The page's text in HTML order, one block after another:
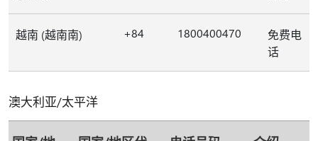
越南 (越南南) +84 1800400470
免费电
话
澳大利亚/太平洋